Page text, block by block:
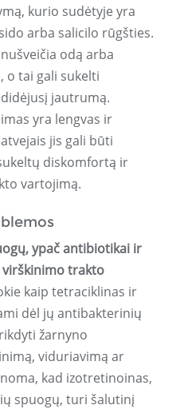
kurio sudėtyje yra
arba salicilo rūgšties.
odą arba
o tai gali sukelti
jautrumą.
yra lengvas ir
jis gali būti
diskomfortą ir
vartojimą.
ypač antibiotikai ir
trakto
kaip tetraciklinas ir
dėl jų antibakterinių
žarnyno
viduriavimą ar
kad izotretinoinas,
spuogų, turi šalutinį